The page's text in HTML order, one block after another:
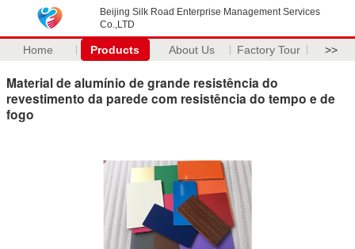
Beijing Silk Road Enterprise Management Services
Co.,LTD
Home Products About Us Factory Tour >>
Material de alumínio de grande resistência do
revestimento da parede com resistência do tempo e de
fogo